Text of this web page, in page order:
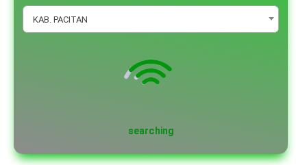
KAB. PACITAN